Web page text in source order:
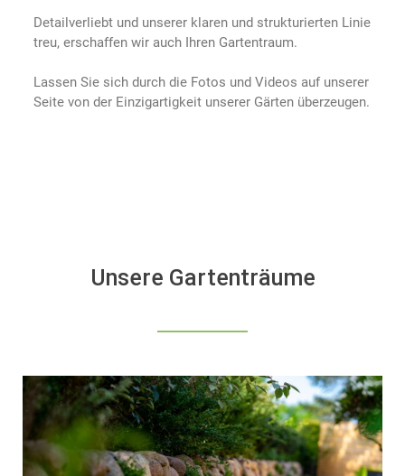
Detailverliebt und unserer klaren und strukturierten Linie
treu, erschaffen wir auch Ihren Gartentraum.
Lassen Sie sich durch die Fotos und Videos auf unserer
Seite von der Einzigartigkeit unserer Gärten überzeugen.
Unsere Gartenträume